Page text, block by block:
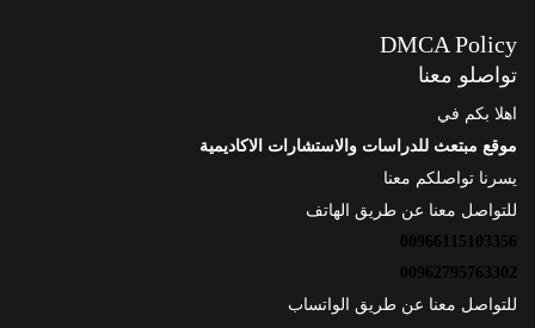
DMCA Policy
تواصلو معنا
اهلا بكم في
موقع مبتعث للدراسات والاستشارات الاكاديمية
يسرنا تواصلكم معنا
للتواصل معنا عن طريق الهاتف
00966115103356
00962795763302
للتواصل معنا عن طريق الواتساب